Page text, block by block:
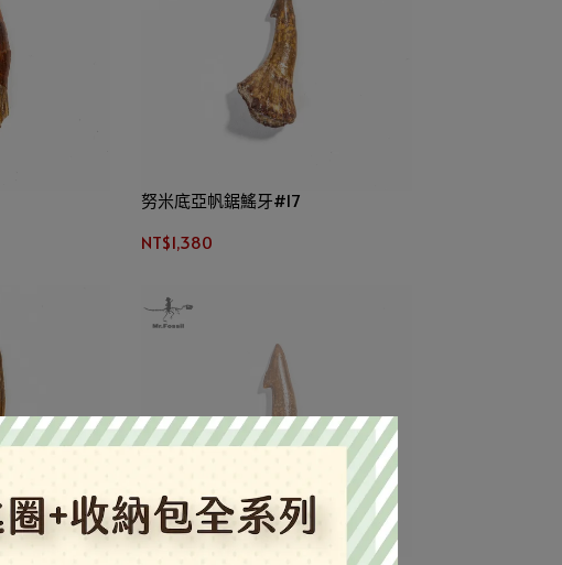
努米底亞帆鋸鰩牙#17
NT$1,380